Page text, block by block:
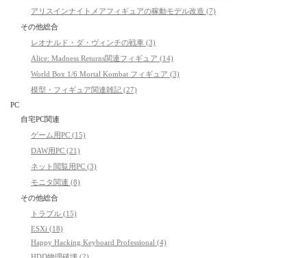
アリスインナイトメアフィギュアの稼動モデル改造 (7)
その他総合
レオナルド・ダ・ヴィンチの戦車 (3)
Alice: Madness Returns関連フィギュア (14)
World Box 1/6 Mortal Kombat フィギュア (3)
模型・フィギュア関連雑記 (27)
PC
自宅PC関連
ゲーム用PC (15)
DAW用PC (21)
ネット閲覧用PC (3)
モニタ関連 (8)
その他総合
トラブル (15)
ESXi (18)
Happy Hacking Keyboard Professional (4)